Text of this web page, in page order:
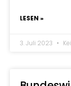
LESEN »
3. Juli 2023